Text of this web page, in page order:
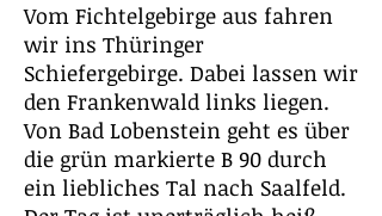
Vom Fichtelgebirge aus fahren
wir ins Thüringer
Schiefergebirge. Dabei lassen wir
den Frankenwald links liegen.
Von Bad Lobenstein geht es über
die grün markierte B 90 durch
ein liebliches Tal nach Saalfeld.